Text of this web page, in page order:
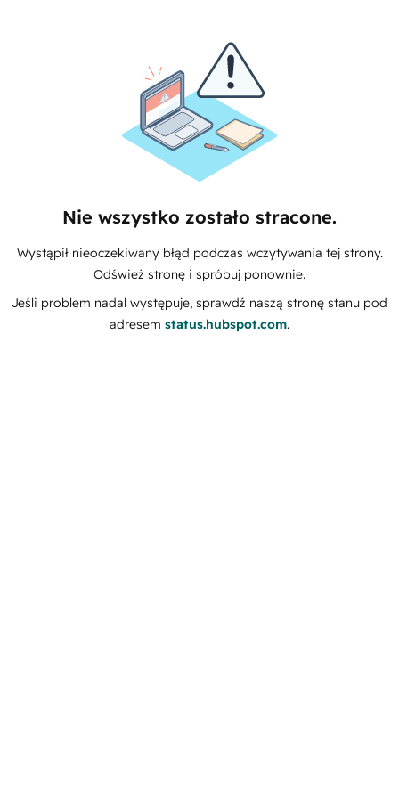
Nie wszystko zostało stracone.
Wystąpił nieoczekiwany błąd podczas wczytywania tej strony.
Odśwież stronę i spróbuj ponownie.
Jeśli problem nadal występuje, sprawdź naszą stronę stanu pod
adresem status.hubspot.com.